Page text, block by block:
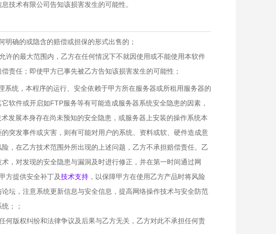
技术有限公司告知该损害发生的可能性。
确的或隐含的赔偿或担保的形式出售的；
许的最大范围内，乙方在任何情况下不就因使用或不能使用本软件
责任；即使甲方已事先被乙方告知该损害发生的可能性；
系统，本程序的运行、安全依赖于甲方所在服务器或所租用服务器的
软件或开启如FTP服务等有可能造成服务器系统安全隐患的因素，
发展本身存在尚未预知的安全隐患，或服务器上安装的操作系统本
突发事件或灾害，则有可能对用户的系统、资料或软、硬件造成意
，在乙方技术范围外所出现的上述问题，乙方不承担赔偿责任。乙
，对发现的安全隐患与漏洞及时进行修正，并在第一时间通过网
方提供安全补丁及技术支持 ，以保障甲方在使用乙方产品时将风险
坛，注意系统更新信息与安全信息，提高网络操作技术与安全防范
；；
何版权纠纷和法律争议及后果与乙方无关，乙方对此不承担任何责